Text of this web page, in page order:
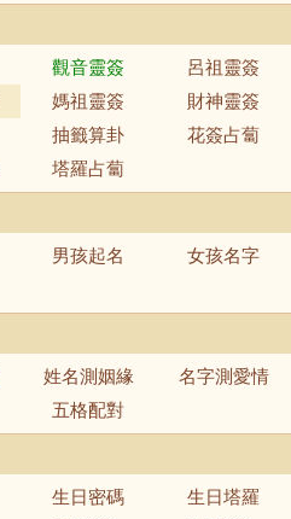
觀音靈簽
呂祖靈簽
媽祖靈簽
財神靈簽
抽籤算卦
花簽占蔔
塔羅占蔔
男孩起名
女孩名字
姓名測姻緣
名字測愛情
五格配對
生日密碼
生日塔羅